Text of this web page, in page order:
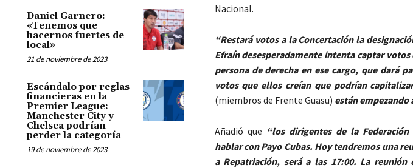
Daniel Garnero:
«Tenemos que
hacernos fuertes de
local»
21 de noviembre de 2023
Escándalo por reglas
financieras en la
Premier League:
Manchester City y
Chelsea podrían
perder la categoría
19 de noviembre de 2023
Nacional.
“Restará votos a la Concertación la
Efraín desesperadamente intenta captar
persona de derecha en ese cargo, que dará
votos que ellos creían que podrían
(miembros de Frente Guasu) están empezando
Añadió que “los dirigentes de la
hablar con Payo Cubas. Hoy tendremos una
a Repatriación, será a las 17:00. La